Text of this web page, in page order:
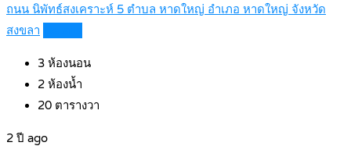
ถนน นิพัทธ์สงเคราะห์ 5 ตำบล หาดใหญ่ อำเภอ หาดใหญ่ จังหวัด
สงขลา
3 ห้องนอน
2 ห้องน้ำ
20 ตารางวา
2 ปี ago